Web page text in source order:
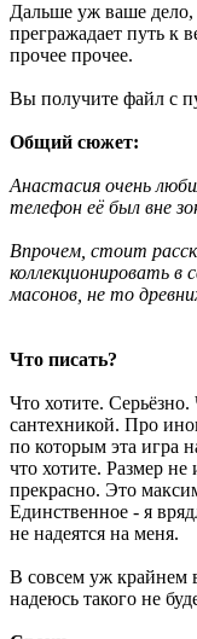
Дальше уж ваше дело,
прегражадает путь к
прочее прочее.
Вы получите файл с
Общий сюжет:
Анастасия очень
телефон её был вне
Впрочем, стоит
коллекционировать
масонов, не то
Что писать?
Что хотите.
сантехникой. Про
по которым эта игра
что хотите. Размер
прекрасно. Это
Единственное - я
не надеятся на меня.
В совсем уж крайнем
надеюсь такого не